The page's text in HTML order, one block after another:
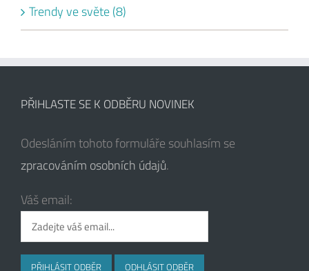
Trendy ve světe (8)
PŘIHLASTE SE K ODBĚRU NOVINEK
Odesláním tohoto formuláře souhlasím se
zpracováním osobních údajů.
Váš email: